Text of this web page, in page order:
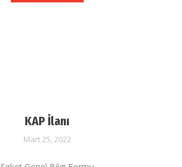
KAP İlanı
Mart 25, 2022